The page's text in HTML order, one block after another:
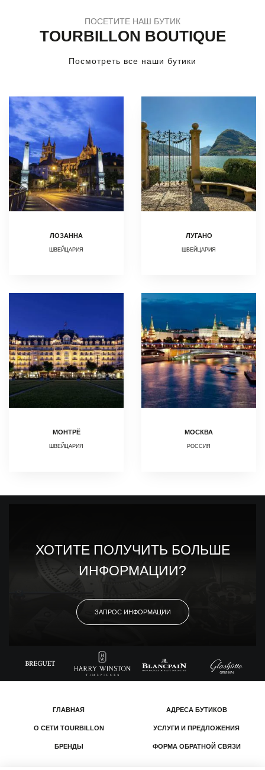
ПОСЕТИТЕ НАШ БУТИК
TOURBILLON BOUTIQUE
Посмотреть все наши бутики
ЛОЗАННА
ШВЕЙЦАРИЯ
ЛУГАНО
ШВЕЙЦАРИЯ
МОНТРЁ
ШВЕЙЦАРИЯ
МОСКВА
РОССИЯ
ХОТИТЕ ПОЛУЧИТЬ БОЛЬШЕ
ИНФОРМАЦИИ?
ЗАПРОС ИНФОРМАЦИИ
ГЛАВНАЯ
О СЕТИ TOURBILLON
БРЕНДЫ
АДРЕСА БУТИКОВ
УСЛУГИ И ПРЕДЛОЖЕНИЯ
ФОРМА ОБРАТНОЙ СВЯЗИ